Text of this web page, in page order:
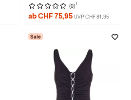
(0) 1
ab CHF 75,95 UVP CHF 81,95
Sale